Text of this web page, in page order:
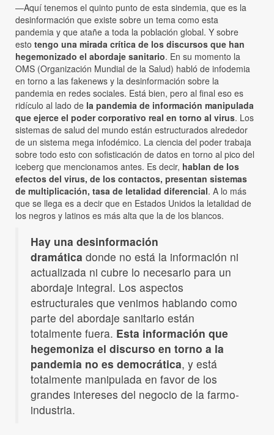
—Aquí tenemos el quinto punto de esta sindemia, que es la
desinformación que existe sobre un tema como esta
pandemia y que atañe a toda la población global. Y sobre
esto tengo una mirada crítica de los discursos que han
hegemonizado el abordaje sanitario. En su momento la
OMS (Organización Mundial de la Salud) habló de infodemia
en torno a las fakenews y la desinformación sobre la
pandemia en redes sociales. Está bien, pero al final eso es
ridículo al lado de la pandemia de información manipulada
que ejerce el poder corporativo real en torno al virus. Los
sistemas de salud del mundo están estructurados alrededor
de un sistema mega infodémico. La ciencia del poder trabaja
sobre todo esto con sofisticación de datos en torno al pico del
iceberg que mencionamos antes. Es decir, hablan de los
efectos del virus, de los contactos, presentan sistemas
de multiplicación, tasa de letalidad diferencial. A lo más
que se llega es a decir que en Estados Unidos la letalidad de
los negros y latinos es más alta que la de los blancos.
Hay una desinformación
dramática donde no está la información ni
actualizada ni cubre lo necesario para un
abordaje integral. Los aspectos
estructurales que venimos hablando como
parte del abordaje sanitario están
totalmente fuera. Esta información que
hegemoniza el discurso en torno a la
pandemia no es democrática, y está
totalmente manipulada en favor de los
grandes intereses del negocio de la farmo-
industria.